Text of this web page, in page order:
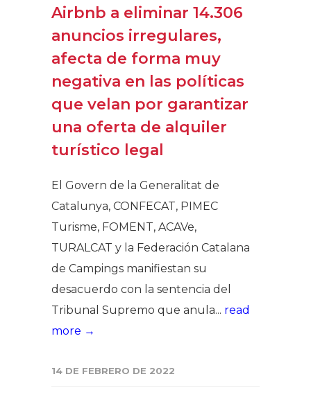
Airbnb a eliminar 14.306
anuncios irregulares,
afecta de forma muy
negativa en las políticas
que velan por garantizar
una oferta de alquiler
turístico legal
El Govern de la Generalitat de
Catalunya, CONFECAT, PIMEC
Turisme, FOMENT, ACAVe,
TURALCAT y la Federación Catalana
de Campings manifiestan su
desacuerdo con la sentencia del
Tribunal Supremo que anula... read
more →
14 DE FEBRERO DE 2022